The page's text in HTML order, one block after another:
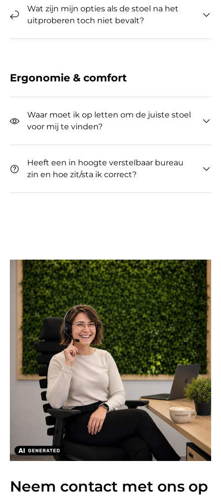
Wat zijn mijn opties als de stoel na het
uitproberen toch niet bevalt?
Ergonomie & comfort
Waar moet ik op letten om de juiste stoel
voor mij te vinden?
Heeft een in hoogte verstelbaar bureau
zin ​​en hoe zit/sta ik correct?
Neem contact met ons op